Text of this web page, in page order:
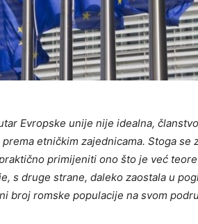
Evropske unije nije idealna,
etničkim zajednicama. Stoga se
primijeniti ono što je već
s druge strane, daleko zaostala u
broj romske populacije na svom